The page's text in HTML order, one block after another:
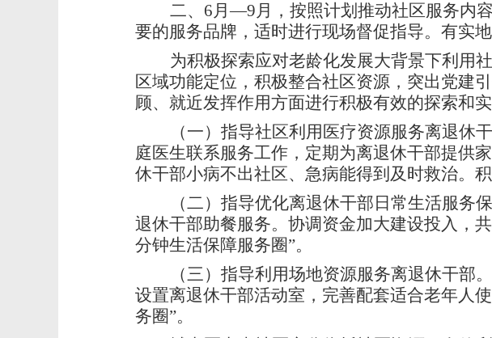
二、6月—9月，按照计划推动社区服务内
要的服务品牌，适时进行现场督促指导。有实
为积极探索应对老龄化发展大背景下利用
区域功能定位，积极整合社区资源，突出党建
顾、就近发挥作用方面进行积极有效的探索和
（一）指导社区利用医疗资源服务离退
庭医生联系服务工作，定期为离退休干部提供
休干部小病不出社区、急病能得到及时救治。
（二）指导优化离退休干部日常生活服
退休干部助餐服务。协调资金加大建设投入，
分钟生活保障服务圈”。
（三）指导利用场地资源服务离退休干部
设置离退休干部活动室，完善配套适合老年人
务圈”。